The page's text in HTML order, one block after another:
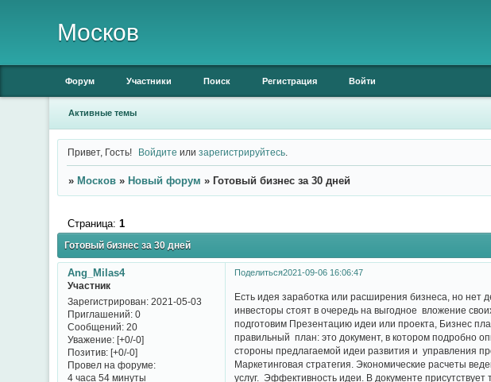
Москов
Форум Участники Поиск Регистрация Войти
Активные темы
Привет, Гость! Войдите илизарегистрируйтесь
» Москов » Новый форум » Готовый бизнес за 30 дней
Готовый бизнес за 30 дней
Страница: 1
Поделиться2021-09-06 16:06:47
Ang_Milas4
Участник
Зарегистрирован: 2021-05-03
Приглашений:0
Сообщений:20
Уважение: [+0/-0]
Позитив: [+0/-0]
Провел на форуме:
4 часа 54 минуты
Есть идея заработка или расширения бизнеса, но нет
инвесторы стоят в очередь на выгодное вложение
подготовим Презентацию идеи или проекта, Бизнес
правильный план: это документ, в котором подробно
стороны предлагаемой идеи развития и управления
Маркетинговая стратегия. Экономические расчеты
услуг. Эффективность идеи. В документе